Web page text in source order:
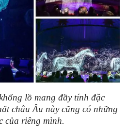
lồ mang đầy tính đặc
châu Âu này cũng có những
của riêng mình.